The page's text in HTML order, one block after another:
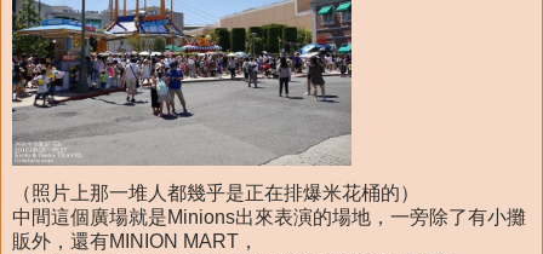
（照片上那一堆人都幾乎是正在排爆米花桶的）
中間這個廣場就是Minions出來表演的場地，一旁除了有小攤
販外，還有MINION MART，